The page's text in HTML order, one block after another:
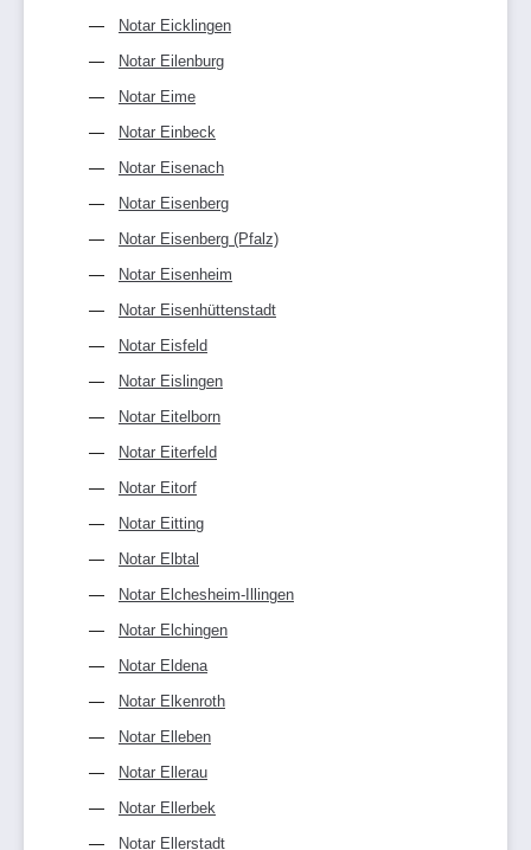
Notar Eicklingen
Notar Eilenburg
Notar Eime
Notar Einbeck
Notar Eisenach
Notar Eisenberg
Notar Eisenberg (Pfalz)
Notar Eisenheim
Notar Eisenhüttenstadt
Notar Eisfeld
Notar Eislingen
Notar Eitelborn
Notar Eiterfeld
Notar Eitorf
Notar Eitting
Notar Elbtal
Notar Elchesheim-Illingen
Notar Elchingen
Notar Eldena
Notar Elkenroth
Notar Elleben
Notar Ellerau
Notar Ellerbek
Notar Ellerstadt